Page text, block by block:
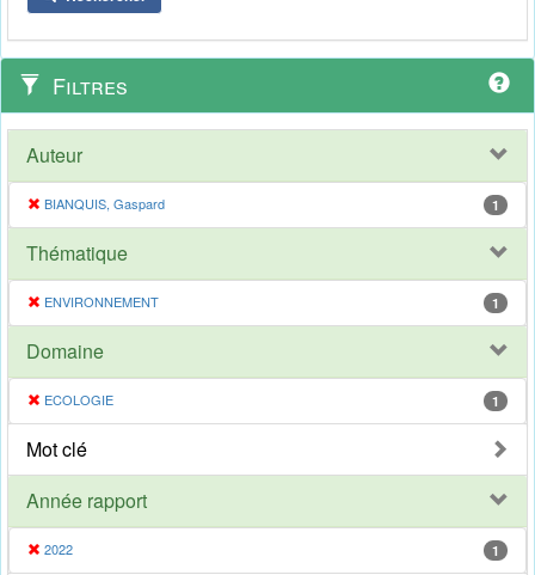
Filtres
Auteur
BIANQUIS, Gaspard 1
Thématique
ENVIRONNEMENT 1
Domaine
ECOLOGIE 1
Mot clé
Année rapport
2022 1